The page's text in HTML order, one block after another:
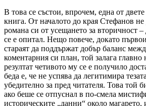
В това се състои, впрочем, една от
книга. От началото до края Стефанов не
романа си от усещането за вторичност
се е опитал. Нещо повече, докато
стараят да поддържат добър баланс
коментарния си план, той залага
резултат четивото му се е получило
беда е, че не успява да легитимира
убедително за пред читателя. Това той
ако беше се отпуснал в по-смела
историческите „данни“ около магарето,